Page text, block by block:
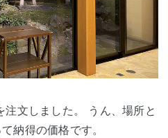
文しました。 うん、場所と
納得の価格です。